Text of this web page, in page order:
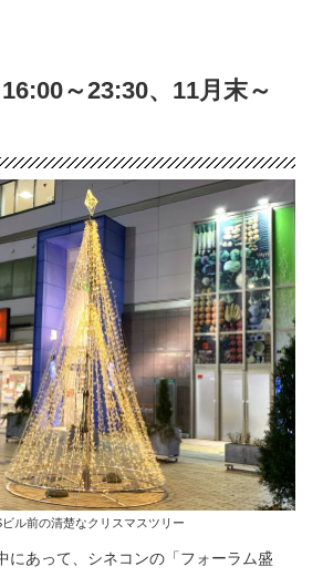
～23:30、11月末～
ビル前の清楚なクリスマスツリー
にあって、シネコンの「フォーラム盛